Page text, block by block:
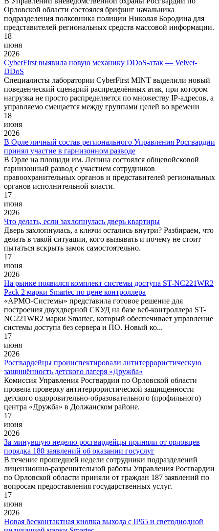
Орловской области состоялся брифинг начальника
подразделения полковника полиции Николая Бородина для
представителей региональных средств массовой информации.
18
июня
2026
CyberFirst выявила новую механику DDoS-атак — Velvet-
DDoS
Специалисты лаборатории CyberFirst MINT выделили новый
поведенческий сценарий распределённых атак, при котором
нагрузка не просто распределяется по множеству IP-адресов, а
управляемо смещается между группами целей во времени
18
июня
2026
В Орле личный состав регионального Управления Росгвардии
принял участие в гарнизонном разводе
В Орле на площади им. Ленина состоялся общевойсковой
гарнизонный развод с участием сотрудников
правоохранительных органов и представителей региональных
органов исполнительной власти.
17
июня
2026
Что делать, если захлопнулась дверь квартиры
Дверь захлопнулась, а ключи остались внутри? Разбираем, что
делать в такой ситуации, кого вызывать и почему не стоит
пытаться вскрыть замок самостоятельно.
17
июня
2026
На рынке появился комплект системы доступа ST-NC221WR2
Pack 2 марки Smartec по цене контроллера
«АРМО-Системы» представила готовое решение для
построения двухдверной СКУД на базе веб-контроллера ST-
NC221WR2 марки Smartec, который обеспечивает управление
системы доступа без сервера и ПО. Новый ко...
17
июня
2026
Росгвардейцы проинспектировали антитеррористическую
защищённость детского лагеря «Дружба»
Комиссия Управления Росгвардии по Орловской области
провела проверку антитеррористической защищенности
детского оздоровительно-образовательного (профильного)
центра «Дружба» в Должанском районе.
17
июня
2026
За минувшую неделю росгвардейцы приняли от орловцев
порядка 180 заявлений об оказании госуслуг
В течение прошедшей недели сотрудники подразделений
лицензионно-разрешительной работы Управления Росгвардии
по Орловской области приняли от граждан 187 заявлений по
вопросам предоставления государственных услуг.
17
июня
2026
Новая бесконтактная кнопка выхода с IP65 и светодиодной